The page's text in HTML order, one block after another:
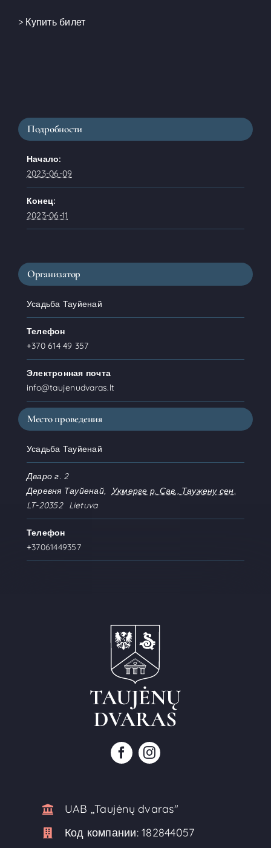
> Купить билет
Подробности
Начало:
2023-06-09
Конец:
2023-06-11
Место проведения
Усадьба Тауйенай
Дваро г. 2
Деревня Тауйенай,
Укмерге р. Сав., Таужену сен.
LT-20352
Lietuva
Телефон
+37061449357
Организатор
Усадьба Тауйенай
Телефон
+370 614 49 357
Электронная почта
info@taujenudvaras.lt
UAB ,,Taujėnų dvaras"
Код компании:182844057